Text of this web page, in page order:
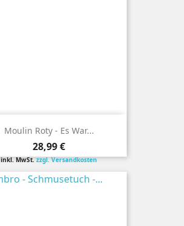
Moulin Roty - Es War...
Preis
28,99 €
inkl. MwSt.zzgl. Versandkosten